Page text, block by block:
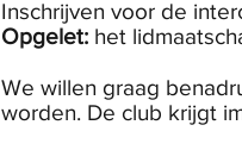
Inschrijven voor de
Opgelet: het
We willen graag
worden.​ De club krijgt